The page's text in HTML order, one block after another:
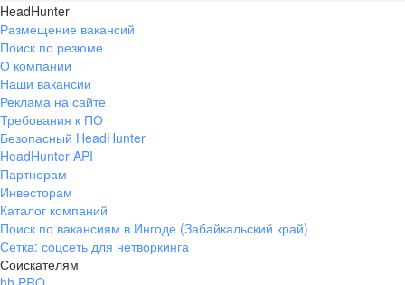
HeadHunter
Размещение вакансий
Поиск по резюме
О компании
Наши вакансии
Реклама на сайте
Требования к ПО
Безопасный HeadHunter
HeadHunter API
Партнерам
Инвесторам
Каталог компаний
Поиск по вакансиям в Ингоде (Забайкальский край)
Сетка: соцсеть для нетворкинга
Соискателям